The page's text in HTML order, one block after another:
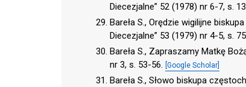
Diecezjalne” 52 (1978) nr 6-7, s.
Bareła S., Orędzie wigilijne
Diecezjalne” 53 (1979) nr 4-5, s.
Bareła S., Zapraszamy Matkę
nr 3, s. 53-56. [Google Scholar]
Bareła S., Słowo biskupa